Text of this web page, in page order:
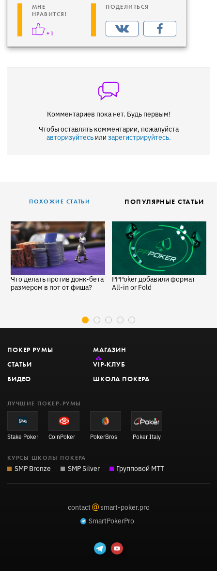
МНЕ
НРАВИТСЯ!
+1
ПОДЕЛИТЬСЯ
Комментариев пока нет. Будь первым!
Чтобы оставлять комментарии, пожалуйста
авторизуйтесьили зарегистрируйтесь.
ПОХОЖИЕ СТАТЬИ ПОПУЛЯРНЫЕ СТАТЬИ
Что делать против донк-бета
размером в пот от фиша?
PPPoker добавили формат
All-in or Fold
ПОКЕР РУМЫ
СТАТЬИ
ВИДЕО
МАГАЗИН
VIP-КЛУБ
ШКОЛА ПОКЕРА
ЛУЧШИЕ ПОКЕР-РУМЫ
Stake Poker CoinPoker PokerBros iPoker Italy
КУРСЫ ШКОЛЫ ПОКЕРА
SMP Bronze SMP Silver Групповой MTT
contact@smart-poker.pro
SmartPokerPro